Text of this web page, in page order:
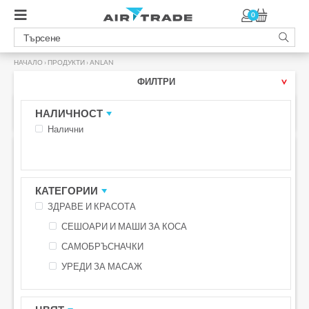
0
НАЧАЛО › ПРОДУКТИ ›ANLAN
ФИЛТРИ
НАЛИЧНОСТ
Налични
КАТЕГОРИИ
ЗДРАВЕ И КРАСОТА
СЕШОАРИ И МАШИ ЗА КОСА
САМОБРЪСНАЧКИ
УРЕДИ ЗА МАСАЖ